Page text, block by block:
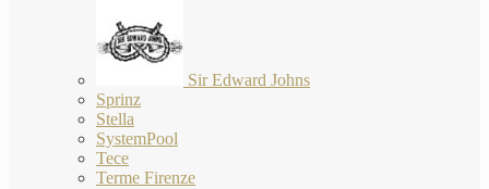
Sir Edward Johns
Sprinz
Stella
SystemPool
Tece
Terme Firenze